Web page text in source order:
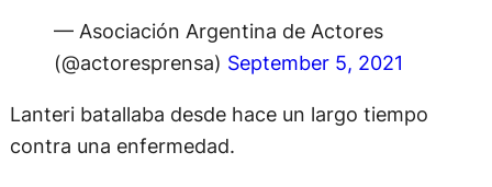
— Asociación Argentina de Actores
(@actoresprensa) September 5, 2021
Lanteri batallaba desde hace un largo tiempo
contra una enfermedad.